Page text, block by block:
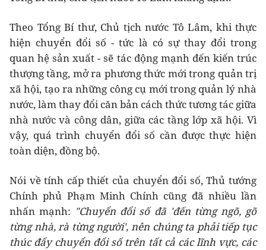
Theo Tổng Bí thư, Chủ tịch nước Tô Lâm, khi thực
hiện chuyển đổi số - tức là có sự thay đổi trong
quan hệ sản xuất - sẽ tác động mạnh đến kiến trúc
thượng tầng, mở ra phương thức mới trong quản trị
xã hội, tạo ra những công cụ mới trong quản lý nhà
nước, làm thay đổi căn bản cách thức tương tác giữa
nhà nước và công dân, giữa các tầng lớp xã hội. Vì
vậy, quá trình chuyển đổi số cần được thực hiện
toàn diện, đồng bộ.
Nói về tính cấp thiết của chuyển đổi số, Thủ tướng
Chính phủ Phạm Minh Chính cũng đã nhiều lần
nhấn mạnh: "Chuyển đổi số đã 'đến từng ngõ, gõ
từng nhà, rà từng người', nên chúng ta phải tiếp tục
thúc đẩy chuyển đổi số trên tất cả các lĩnh vực, các